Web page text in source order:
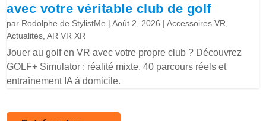
avec votre véritable club de golf
par Rodolphe de StylistMe |Août 2, 2026 |Accessoires VR
Actualités ,AR VR XR
Jouer au golf en VR avec votre propre club ? Découvrez
GOLF+ Simulator : réalité mixte, 40 parcours réels et
entraînement IA à domicile.